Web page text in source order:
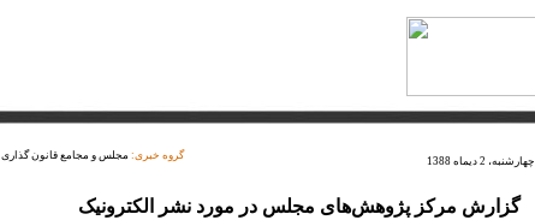
گروه خبری: مجلس و مجامع قانون گذاری چهارشنبه، 2 دیماه 1388
گزارش مرکز پژوهش‌های مجلس در مورد نشر الکترونیک